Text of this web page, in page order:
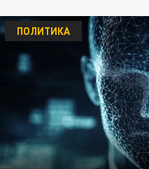
ПОЛИТИКА